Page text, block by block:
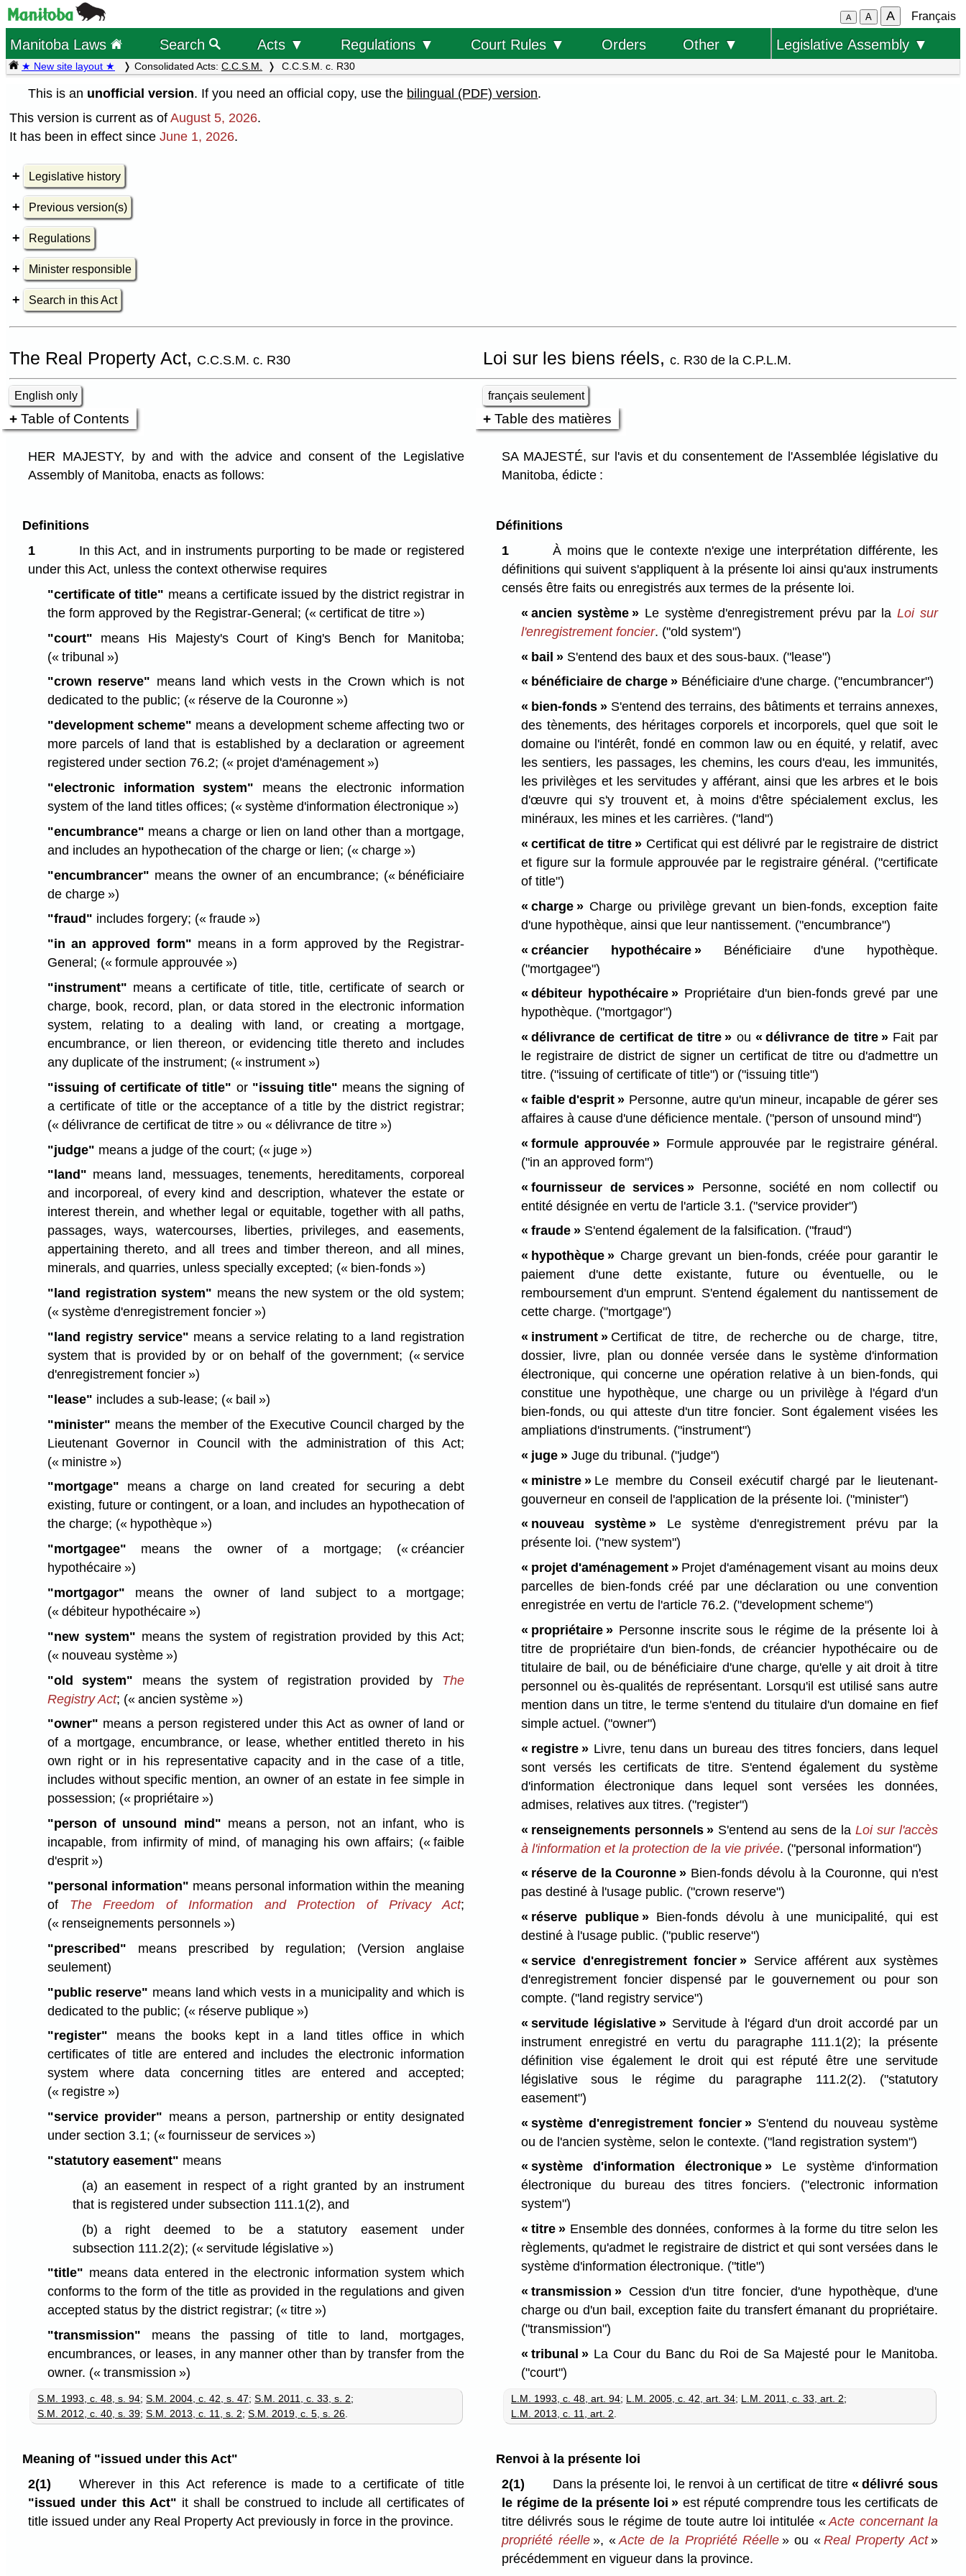
A A A Français
Manitoba Laws Search Acts ▼ Regulations ▼ Court Rules ▼ Orders Other ▼ Legislative Assembly ▼
★ New site layout ★ Consolidated Acts: C.C.S.M. C.C.S.M. c. R30
This is an unofficial version. If you need an official copy, use the bilingual (PDF) version.
This version is current as of August 5, 2026.
It has been in effect since June 1, 2026.
Legislative history
Previous version(s)
Regulations
Minister responsible
Search in this Act
The Real Property Act, C.C.S.M. c. R30 Loi sur les biens réels, c. R30 de la C.P.L.M.
English only français seulement
Table of Contents Table des matières
HER MAJESTY, by and with the advice and consent of the Legislative
Assembly of Manitoba, enacts as follows:
SA MAJESTÉ, sur l'avis et du consentement de l'Assemblée législative du
Manitoba, édicte :
Definitions
1
In this Act, and in instruments purporting to be made or registered
under this Act, unless the context otherwise requires
"certificate of title" means a certificate issued by the district registrar in
the form approved by the Registrar-General; (« certificat de titre »)
"court" means His Majesty's Court of King's Bench for Manitoba;
(« tribunal »)
"crown reserve" means land which vests in the Crown which is not
dedicated to the public; (« réserve de la Couronne »)
"development scheme" means a development scheme affecting two or
more parcels of land that is established by a declaration or agreement
registered under section 76.2; (« projet d'aménagement »)
"electronic information system" means the electronic information
system of the land titles offices; (« système d'information électronique »)
"encumbrance" means a charge or lien on land other than a mortgage,
and includes an hypothecation of the charge or lien; (« charge »)
"encumbrancer" means the owner of an encumbrance; (« bénéficiaire
de charge »)
"fraud" includes forgery; (« fraude »)
"in an approved form" means in a form approved by the Registrar-
General; (« formule approuvée »)
"instrument" means a certificate of title, title, certificate of search or
charge, book, record, plan, or data stored in the electronic information
system, relating to a dealing with land, or creating a mortgage,
encumbrance, or lien thereon, or evidencing title thereto and includes
any duplicate of the instrument; (« instrument »)
"issuing of certificate of title" or "issuing title" means the signing of
a certificate of title or the acceptance of a title by the district registrar;
(« délivrance de certificat de titre » ou « délivrance de titre »)
"judge" means a judge of the court; (« juge »)
"land" means land, messuages, tenements, hereditaments, corporeal
and incorporeal, of every kind and description, whatever the estate or
interest therein, and whether legal or equitable, together with all paths,
passages, ways, watercourses, liberties, privileges, and easements,
appertaining thereto, and all trees and timber thereon, and all mines,
minerals, and quarries, unless specially excepted; (« bien-fonds »)
"land registration system" means the new system or the old system;
(« système d'enregistrement foncier »)
"land registry service" means a service relating to a land registration
system that is provided by or on behalf of the government; (« service
d'enregistrement foncier »)
"lease" includes a sub-lease; (« bail »)
"minister" means the member of the Executive Council charged by the
Lieutenant Governor in Council with the administration of this Act;
(« ministre »)
"mortgage" means a charge on land created for securing a debt
existing, future or contingent, or a loan, and includes an hypothecation of
the charge; (« hypothèque »)
"mortgagee" means the owner of a mortgage; (« créancier
hypothécaire »)
"mortgagor" means the owner of land subject to a mortgage;
(« débiteur hypothécaire »)
"new system" means the system of registration provided by this Act;
(« nouveau système »)
"old system" means the system of registration provided by The
Registry Act; (« ancien système »)
"owner" means a person registered under this Act as owner of land or
of a mortgage, encumbrance, or lease, whether entitled thereto in his
own right or in his representative capacity and in the case of a title,
includes without specific mention, an owner of an estate in fee simple in
possession; (« propriétaire »)
"person of unsound mind" means a person, not an infant, who is
incapable, from infirmity of mind, of managing his own affairs; (« faible
d'esprit »)
"personal information" means personal information within the meaning
of The Freedom of Information and Protection of Privacy Act;
(« renseignements personnels »)
"prescribed" means prescribed by regulation; (Version anglaise
seulement)
"public reserve" means land which vests in a municipality and which is
dedicated to the public; (« réserve publique »)
"register" means the books kept in a land titles office in which
certificates of title are entered and includes the electronic information
system where data concerning titles are entered and accepted;
(« registre »)
"service provider" means a person, partnership or entity designated
under section 3.1; (« fournisseur de services »)
"statutory easement" means
(a) an easement in respect of a right granted by an instrument
that is registered under subsection 111.1(2), and
(b) a right deemed to be a statutory easement under
subsection 111.2(2); (« servitude législative »)
"title" means data entered in the electronic information system which
conforms to the form of the title as provided in the regulations and given
accepted status by the district registrar; (« titre »)
"transmission" means the passing of title to land, mortgages,
encumbrances, or leases, in any manner other than by transfer from the
owner. (« transmission »)
S.M. 1993, c. 48, s. 94;S.M. 2004, c. 42, s. 47;S.M. 2011, c. 33, s. 2;
S.M. 2012, c. 40, s. 39;S.M. 2013, c. 11, s. 2;S.M. 2019, c. 5, s. 26
Définitions
1
À moins que le contexte n'exige une interprétation différente, les
définitions qui suivent s'appliquent à la présente loi ainsi qu'aux instruments
censés être faits ou enregistrés aux termes de la présente loi.
« ancien système » Le système d'enregistrement prévu par la Loi sur
l'enregistrement foncier. ("old system")
« bail »S'entend des baux et des sous-baux. ("lease")
« bénéficiaire de charge »Bénéficiaire d'une charge. ("encumbrancer")
« bien-fonds »S'entend des terrains, des bâtiments et terrains annexes,
des tènements, des héritages corporels et incorporels, quel que soit le
domaine ou l'intérêt, fondé en common law ou en équité, y relatif, avec
les sentiers, les passages, les chemins, les cours d'eau, les immunités,
les privilèges et les servitudes y afférant, ainsi que les arbres et le bois
d'œuvre qui s'y trouvent et, à moins d'être spécialement exclus, les
minéraux, les mines et les carrières. ("land")
« certificat de titre » Certificat qui est délivré par le registraire de district
et figure sur la formule approuvée par le registraire général. ("certificate
of title")
« charge »Charge ou privilège grevant un bien-fonds, exception faite
d'une hypothèque, ainsi que leur nantissement. ("encumbrance")
« créancier hypothécaire »Bénéficiaire d'une hypothèque.
("mortgagee")
« débiteur hypothécaire » Propriétaire d'un bien-fonds grevé par une
hypothèque. ("mortgagor")
« délivrance de certificat de titre » ou« délivrance de titre »Fait par
le registraire de district de signer un certificat de titre ou d'admettre un
titre. ("issuing of certificate of title") or ("issuing title")
« faible d'esprit » Personne, autre qu'un mineur, incapable de gérer ses
affaires à cause d'une déficience mentale. ("person of unsound mind")
« formule approuvée » Formule approuvée par le registraire général.
("in an approved form")
« fournisseur de services » Personne, société en nom collectif ou
entité désignée en vertu de l'article 3.1. ("service provider")
« fraude »S'entend également de la falsification. ("fraud")
« hypothèque »Charge grevant un bien-fonds, créée pour garantir le
paiement d'une dette existante, future ou éventuelle, ou le
remboursement d'un emprunt. S'entend également du nantissement de
cette charge. ("mortgage")
« instrument »Certificat de titre, de recherche ou de charge, titre,
dossier, livre, plan ou donnée versée dans le système d'information
électronique, qui concerne une opération relative à un bien-fonds, qui
constitue une hypothèque, une charge ou un privilège à l'égard d'un
bien-fonds, ou qui atteste d'un titre foncier. Sont également visées les
ampliations d'instruments. ("instrument")
« juge »Juge du tribunal. ("judge")
« ministre »Le membre du Conseil exécutif chargé par le lieutenant-
gouverneur en conseil de l'application de la présente loi. ("minister")
« nouveau système » Le système d'enregistrement prévu par la
présente loi. ("new system")
« projet d'aménagement » Projet d'aménagement visant au moins deux
parcelles de bien-fonds créé par une déclaration ou une convention
enregistrée en vertu de l'article 76.2. ("development scheme")
« propriétaire »Personne inscrite sous le régime de la présente loi à
titre de propriétaire d'un bien-fonds, de créancier hypothécaire ou de
titulaire de bail, ou de bénéficiaire d'une charge, qu'elle y ait droit à titre
personnel ou ès-qualités de représentant. Lorsqu'il est utilisé sans autre
mention dans un titre, le terme s'entend du titulaire d'un domaine en fief
simple actuel. ("owner")
« registre »Livre, tenu dans un bureau des titres fonciers, dans lequel
sont versés les certificats de titre. S'entend également du système
d'information électronique dans lequel sont versées les données,
admises, relatives aux titres. ("register")
« renseignements personnels »S'entend au sens de la Loi sur l'accès
à l'information et la protection de la vie privée. ("personal information")
« réserve de la Couronne » Bien-fonds dévolu à la Couronne, qui n'est
pas destiné à l'usage public. ("crown reserve")
« réserve publique »Bien-fonds dévolu à une municipalité, qui est
destiné à l'usage public. ("public reserve")
« service d'enregistrement foncier » Service afférent aux systèmes
d'enregistrement foncier dispensé par le gouvernement ou pour son
compte. ("land registry service")
« servitude législative » Servitude à l'égard d'un droit accordé par un
instrument enregistré en vertu du paragraphe 111.1(2); la présente
définition vise également le droit qui est réputé être une servitude
législative sous le régime du paragraphe 111.2(2). ("statutory
easement")
« système d'enregistrement foncier » S'entend du nouveau système
ou de l'ancien système, selon le contexte. ("land registration system")
« système d'information électronique »Le système d'information
électronique du bureau des titres fonciers. ("electronic information
system")
« titre »Ensemble des données, conformes à la forme du titre selon les
règlements, qu'admet le registraire de district et qui sont versées dans le
système d'information électronique. ("title")
« transmission »Cession d'un titre foncier, d'une hypothèque, d'une
charge ou d'un bail, exception faite du transfert émanant du propriétaire.
("transmission")
« tribunal »La Cour du Banc du Roi de Sa Majesté pour le Manitoba.
("court")
L.M. 1993, c. 48, art. 94; L.M. 2005, c. 42, art. 34; L.M. 2011, c. 33, art. 2;
L.M. 2013, c. 11, art. 2
Meaning of "issued under this Act"
2(1)
Wherever in this Act reference is made to a certificate of title
"issued under this Act" it shall be construed to include all certificates of
title issued under any Real Property Act previously in force in the province.
Renvoi à la présente loi
2(1)
Dans la présente loi, le renvoi à un certificat de titre« délivré sous
le régime de la présente loi » est réputé comprendre tous les certificats de
titre délivrés sous le régime de toute autre loi intitulée «Acte concernant la
propriété réelle», « Acte de la Propriété Réelle» ou «Real Property Act»
précédemment en vigueur dans la province.